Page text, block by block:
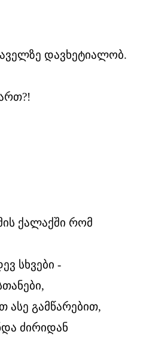
დავხეტიალობ.
ქალაქში რომ
სხვები -
ასე გამწარებით,
ძირიდან